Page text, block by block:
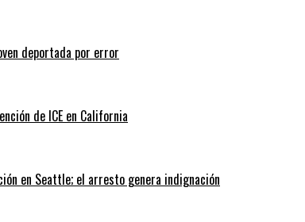
deportada por error
de ICE en California
en Seattle; el arresto genera indignación